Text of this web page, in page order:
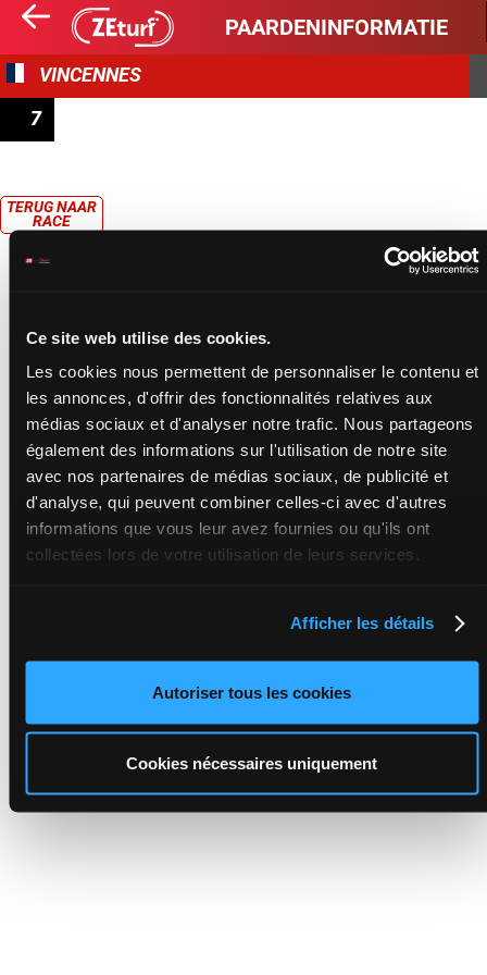
Ce site web utilise des cookies.
Les cookies nous permettent de personnaliser le contenu et
les annonces, d'offrir des fonctionnalités relatives aux
médias sociaux et d'analyser notre trafic. Nous partageons
également des informations sur l'utilisation de notre site
avec nos partenaires de médias sociaux, de publicité et
d'analyse, qui peuvent combiner celles-ci avec d'autres
informations que vous leur avez fournies ou qu'ils ont
collectées lors de votre utilisation de leurs services.
Afficher les détails
Autoriser tous les cookies
Cookies nécessaires uniquement
PAARDENINFORMATIE
VINCENNES
7
TERUG NAAR
RACE